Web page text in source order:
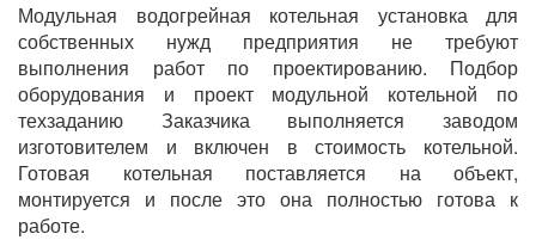
Модульная водогрейная котельная установка для
собственных нужд предприятия не требуют
выполнения работ по проектированию. Подбор
оборудования и проект модульной котельной по
техзаданию Заказчика выполняется заводом
изготовителем и включен в стоимость котельной.
Готовая котельная поставляется на объект,
монтируется и после это она полностью готова к
работе.